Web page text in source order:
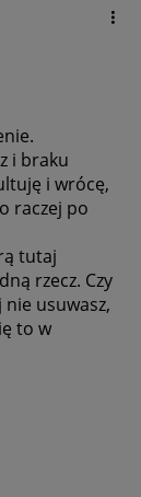
i braku
i wrócę,
raczej po
tutaj
rzecz. Czy
usuwasz,
to w